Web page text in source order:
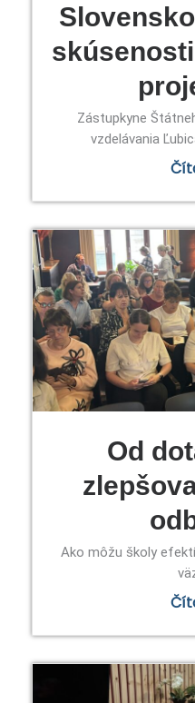
Zástupkyne
vzdelávania
Od
Ako môžu školy